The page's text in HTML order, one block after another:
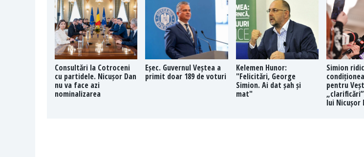
Consultări la Cotroceni
cu partidele. Nicușor Dan
nu va face azi
nominalizarea
Eșec. Guvernul Veștea a
primit doar 189 de voturi
Kelemen Hunor:
"Felicitări, George
Simion. Ai dat șah și
mat"
Simion
pentru
lui Nicușor